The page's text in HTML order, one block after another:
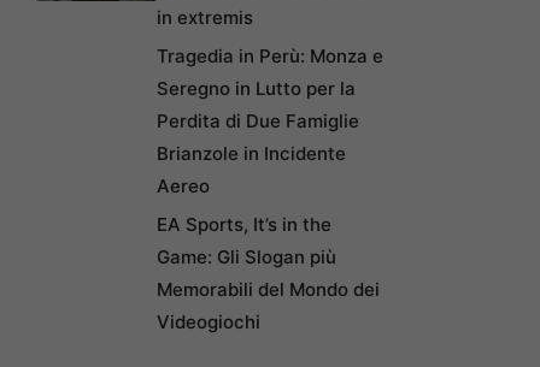
in extremis
Tragedia in Perù: Monza e
Seregno in Lutto per la
Perdita di Due Famiglie
Brianzole in Incidente
Aereo
EA Sports, It’s in the
Game: Gli Slogan più
Memorabili del Mondo dei
Videogiochi